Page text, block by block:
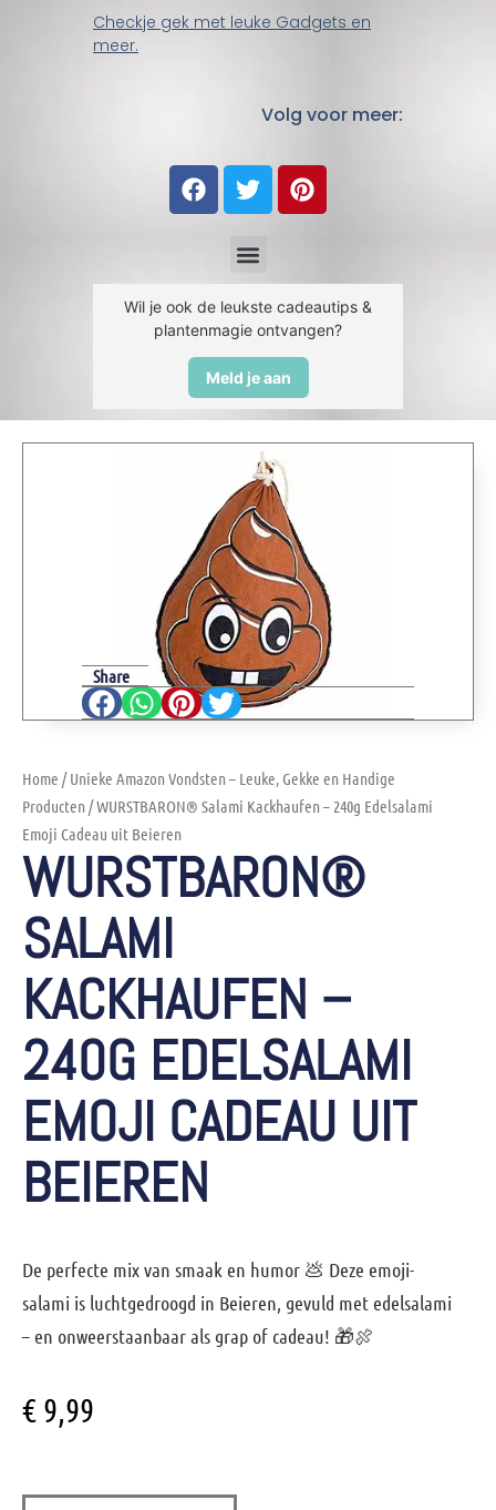
Checkje gek met leuke Gadgets en
meer.
Volg voor meer:
Wil je ook de leukste cadeautips &
plantenmagie ontvangen?
Meld je aan
Home /Unieke Amazon Vondsten – Leuke, Gekke en Handige
Producten / WURSTBARON® Salami Kackhaufen – 240g Edelsalami
Emoji Cadeau uit Beieren
WURSTBARON®
SALAMI
KACKHAUFEN –
240G EDELSALAMI
EMOJI CADEAU UIT
BEIEREN
De perfecte mix van smaak en humor 💩 Deze emoji-
salami is luchtgedroogd in Beieren, gevuld met edelsalami
– en onweerstaanbaar als grap of cadeau! 🎁🍖
€9,99
Share